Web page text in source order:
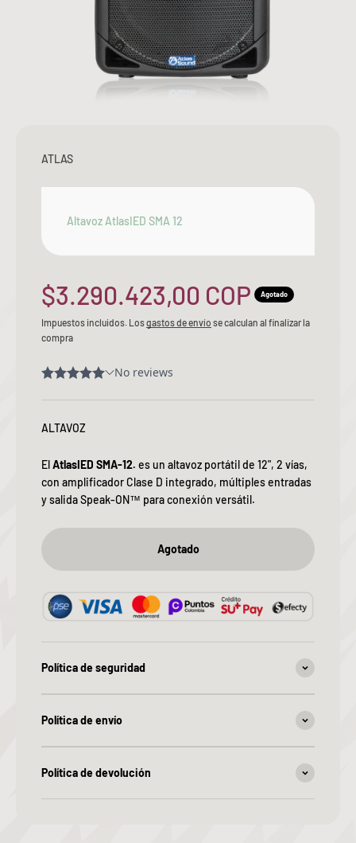
ATLAS
Altavoz AtlasIED SMA 12
Precio de oferta
$3.290.423,00 COP Agotado
Impuestos incluidos. Losgastos de envío se calculan al finalizar la
compra
ALTAVOZ
ElAtlasIED SMA-12. es un altavoz portátil de 12", 2 vías,
con amplificador Clase D integrado, múltiples entradas
y salida Speak-ON™ para conexión versátil.
Agotado
Política de seguridad
Política de envío
Política de devolución